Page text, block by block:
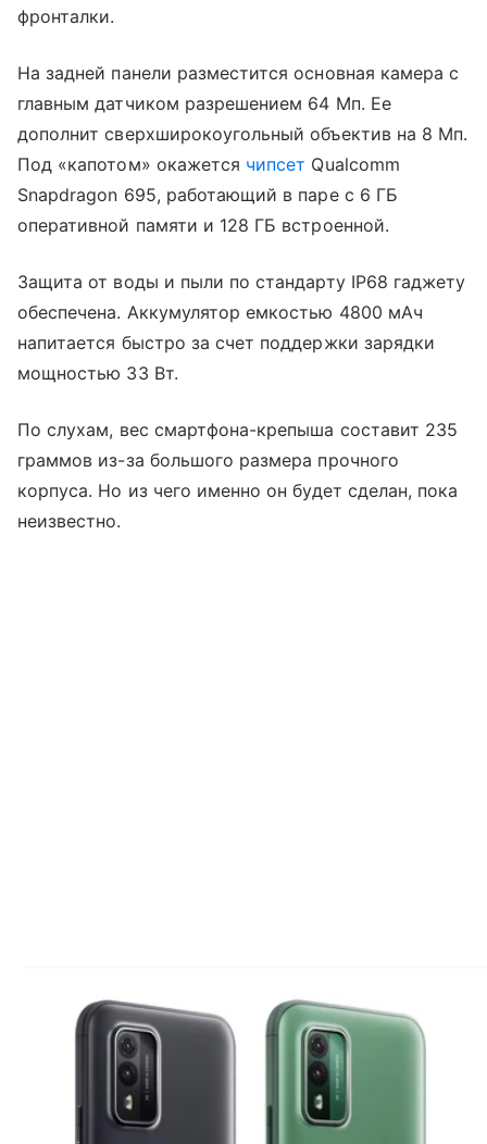
фронталки.
На задней панели разместится основная камера с
главным датчиком разрешением 64 Мп. Ее
дополнит сверхширокоугольный объектив на 8 Мп.
Под «капотом» окажется чипсет Qualcomm
Snapdragon 695, работающий в паре с 6 ГБ
оперативной памяти и 128 ГБ встроенной.
Защита от воды и пыли по стандарту IP68 гаджету
обеспечена. Аккумулятор емкостью 4800 мАч
напитается быстро за счет поддержки зарядки
мощностью 33 Вт.
По слухам, вес смартфона-крепыша составит 235
граммов из-за большого размера прочного
корпуса. Но из чего именно он будет сделан, пока
неизвестно.